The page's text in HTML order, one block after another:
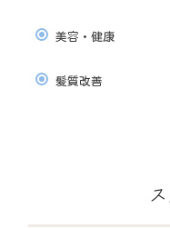
美容・健康
髪質改善